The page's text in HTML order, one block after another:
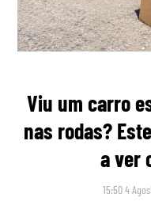
Viu um carro
nas rodas?
a ver
15:50 4